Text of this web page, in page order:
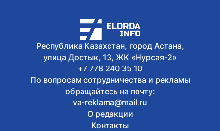
Как очищают реку Есиль от
водорослей, тины и мусора в Астане
Республика Казахстан, город Астана,
улица Достык, 13, ЖК «Нурсая-2»
+7 778 240 35 10
По вопросам сотрудничества и рекламы
обращайтесь на почту:
va-reklama@mail.ru
О редакции
Контакты